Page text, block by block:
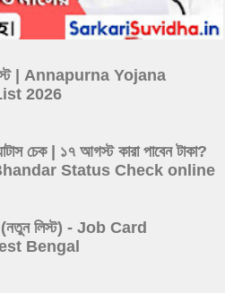
| Annapurna Yojana
2026
চেক | ১৭ আগস্ট কারা পাবেন টাকা?
Status Check online
(নতুন লিস্ট) - Job Card
Bengal